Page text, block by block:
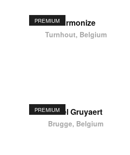
PREMIUMHarmonize
Turnhout, Belgium
PREMIUMKarel Gruyaert
Brugge, Belgium